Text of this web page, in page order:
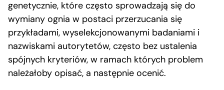
genetycznie, które często sprowadzają się do
wymiany ognia w postaci przerzucania się
przykładami, wyselekcjonowanymi badaniami i
nazwiskami autorytetów, często bez ustalenia
spójnych kryteriów, w ramach których problem
należałoby opisać, a następnie ocenić.